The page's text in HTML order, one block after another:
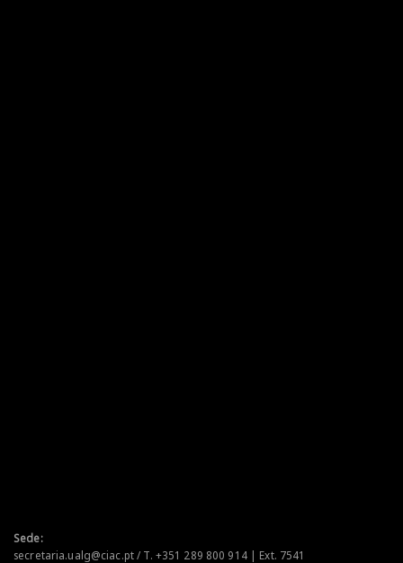
Sede:
secretaria.ualg@ciac.pt / T. +351 289 800 914 | Ext. 7541